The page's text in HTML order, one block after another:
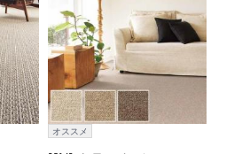
オススメ